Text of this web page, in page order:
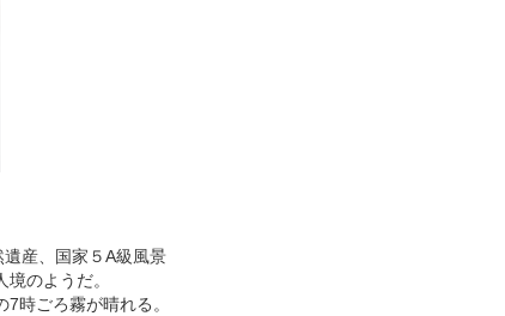
産、国家５A級風景
のようだ。
時ごろ霧が晴れる。